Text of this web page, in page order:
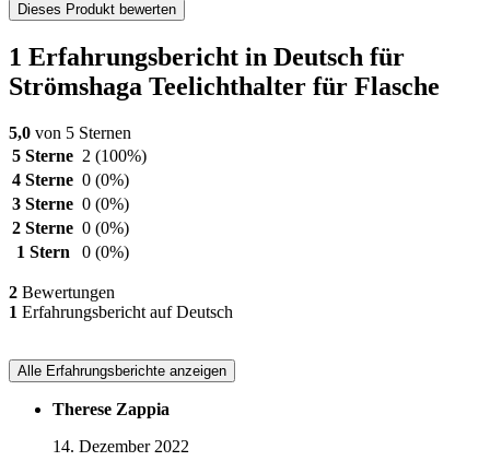
Dieses Produkt bewerten
1 Erfahrungsbericht in Deutsch für
Strömshaga Teelichthalter für Flasche
5,0 von 5 Sternen
5 Sterne 2 (100%)
4 Sterne 0 (0%)
3 Sterne 0 (0%)
2 Sterne 0 (0%)
1 Stern
0 (0%)
2 Bewertungen
1 Erfahrungsbericht auf Deutsch
Alle Erfahrungsberichte anzeigen
Therese Zappia
14. Dezember 2022